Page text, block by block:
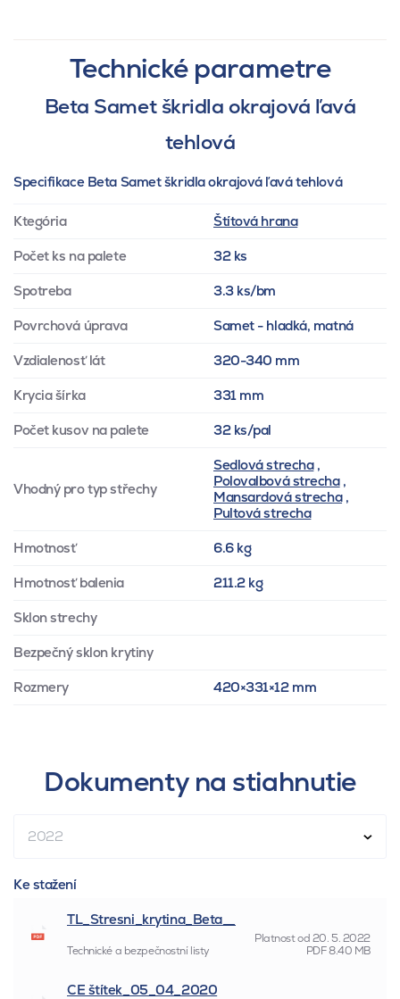
Technické parametre
Beta Samet škridla okrajová ľavá
tehlová
Specifikace Beta Samet škridla okrajová ľavá tehlová
Ktegória Štítová hrana
Počet ks na palete 32 ks
Spotreba 3.3 ks/bm
Povrchová úprava Samet - hladká, matná
Vzdialenosť lát 320-340 mm
Krycia šírka 331 mm
Počet kusov na palete 32 ks/pal
Vhodný pro typ střechy
Sedlová strecha,
Polovalbová strecha,
Mansardová strecha,
Pultová strecha
Hmotnosť 6.6 kg
Hmotnosť balenia 211.2 kg
Sklon strechy
Bezpečný sklon krytiny
Rozmery 420×331×12 mm
Dokumenty na stiahnutie
2022
Ke stažení
TL_Stresni_krytina_Beta__
Platnost od20. 5. 2022
Technické a bezpečnostní listy
PDF8.40 MB
CE štítek_05_04_2020